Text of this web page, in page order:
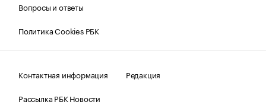
Вопросы и ответы
Политика Cookies РБК
Контактная информация
Редакция
Рассылка РБК Новости